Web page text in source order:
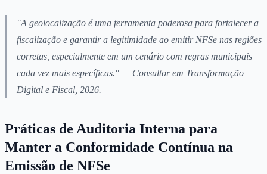
"A geolocalização é uma ferramenta poderosa para fortalecer a
fiscalização e garantir a legitimidade ao emitir NFSe nas regiões
corretas, especialmente em um cenário com regras municipais
cada vez mais específicas." — Consultor em Transformação
Digital e Fiscal, 2026.
Práticas de Auditoria Interna para
Manter a Conformidade Contínua na
Emissão de NFSe